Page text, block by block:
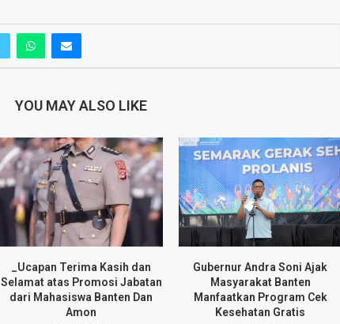
YOU MAY ALSO LIKE
_Ucapan Terima Kasih dan
Selamat atas Promosi Jabatan
dari Mahasiswa Banten Dan
Amon
Gubernur Andra Soni Ajak
Masyarakat Banten
Manfaatkan Program Cek
Kesehatan Gratis